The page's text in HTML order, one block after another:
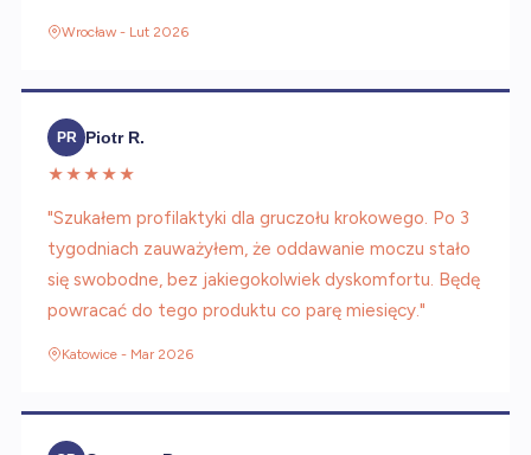
Wrocław - Lut 2026
PR
Piotr R.
★★★★★
"Szukałem profilaktyki dla gruczołu krokowego. Po 3
tygodniach zauważyłem, że oddawanie moczu stało
się swobodne, bez jakiegokolwiek dyskomfortu. Będę
powracać do tego produktu co parę miesięcy."
Katowice - Mar 2026